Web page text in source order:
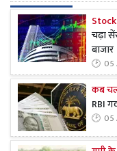
चढ़ा
बाजार
05
कब
RBI
05